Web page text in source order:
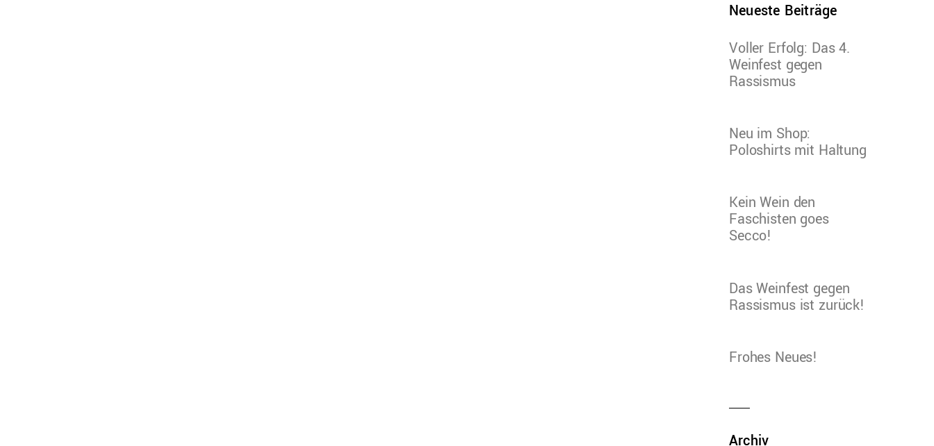
Neueste Beiträge
Voller Erfolg: Das 4.
Weinfest gegen
Rassismus
Neu im Shop:
Poloshirts mit Haltung
Kein Wein den
Faschisten goes
Secco!
Das Weinfest gegen
Rassismus ist zurück!
Frohes Neues!
Archiv